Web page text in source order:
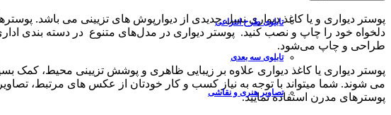
تابلوی طرح انتزاعی
تابلوی سه بعدی
تصاویر هنری و نقاشی
پوستر دیواری و یا کاغذ دیواری نسل جدیدی از دیوارپوش های تزیینی می باشد.
دلخواه خود را چاپ و نصب کنید. پوستر دیواری در مدل‌های متنوع در دسته‌ بندی
طراحی و چاپ می‌شود.
پوستر دیواری یا کاغذ دیواری علاوه بر زیبایی ظاهری و پوشش تزیینی محیط،
می شوند. شما میتواند با توجه به نیاز کسب و کار خودتان از عکس های مرتبط،
پوسترهای مدرن استفاده نمایید.